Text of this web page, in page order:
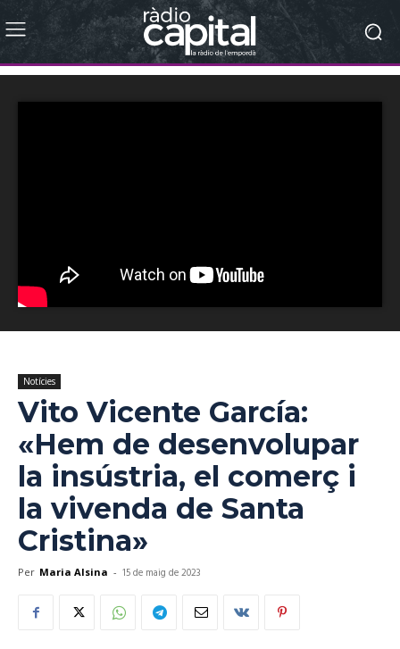
Notícies
Vito Vicente García:
«Hem de desenvolupar
la insústria, el comerç i
la vivenda de Santa
Cristina»
Per Maria Alsina - 15 de maig de 2023